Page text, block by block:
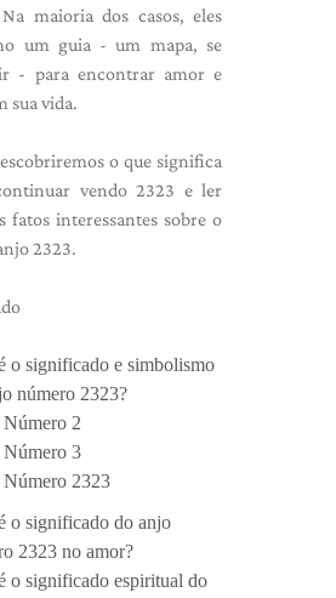
maioria dos casos, eles
um guia - um mapa, se
- para encontrar amor e
sua vida.
o que significa
vendo 2323 e ler
fatos interessantes sobre o
2323.
o significado e simbolismo
número 2323?
Número 2
Número 3
Número 2323
o significado do anjo
2323 no amor?
o significado espiritual do